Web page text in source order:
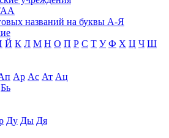
названий на буквы А-Я
Й К Л М Н О П Р С Т У Ф Х Ц Ч Ш
Ар Ас Ат Ац
Бь
Ду Ды Дя